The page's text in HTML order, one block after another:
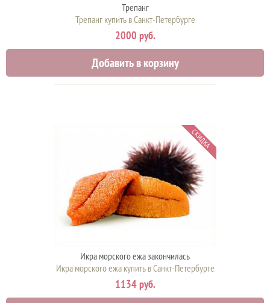
Трепанг
Трепанг купить в Санкт-Петербурге
2000 руб.
Добавить в корзину
СКИДКА
Икра морского ежа закончилась
Икра морского ежа купить в Санкт-Петербурге
1134 руб.